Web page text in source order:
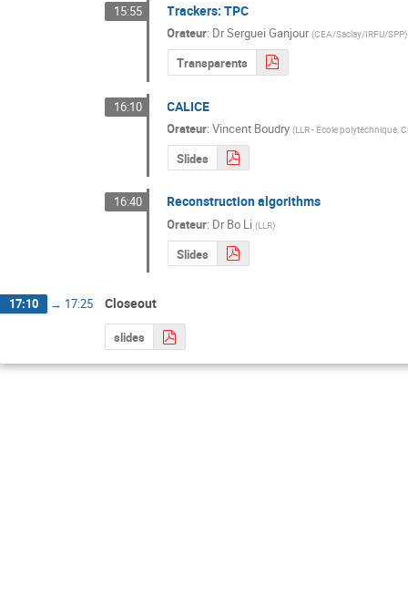
15:55 Trackers: TPC
Orateur: DrSerguei Ganjour (CEA/Saclay/IRFU/SPP)
Transparents
16:10 CALICE
Orateur:Vincent Boudry (LLR - École polytechnique,
Slides
16:40 Reconstruction algorithms
Orateur: DrBo Li (LLR)
Slides
17:10 → 17:25 Closeout
slides